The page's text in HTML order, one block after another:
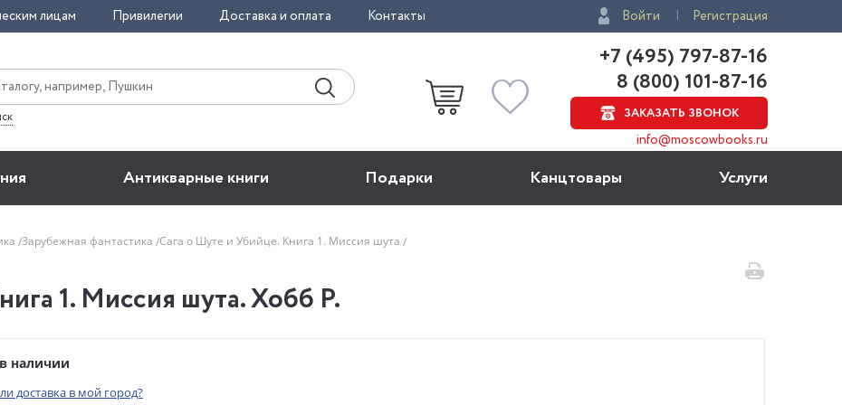
лицам Привилегии Доставка и оплата Контакты Войти Регистрация
+7 (495) 797-87-16
8 (800) 101-87-16
ЗАКАЗАТЬ ЗВОНОК
info@moscowbooks.ru
Антикварные книги Подарки Канцтовары Услуги
Зарубежная фантастика Сага о Шуте и Убийце. Книга 1. Миссия шута
1. Миссия шута. Хобб Р.
наличии
доставка в мой город?